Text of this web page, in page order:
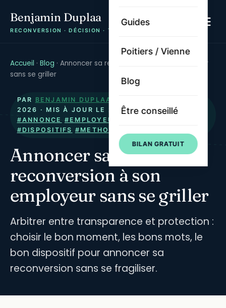
Benjamin Duplaa
RECONVERSION · DÉCISION · TRAJECTOIRE
Guides
Poitiers / Vienne
Blog
Être conseillé
BILAN GRATUIT
Accueil · Blog · Annoncer sa reconversion à son employeur
sans se griller
PAR BENJAMIN DUPLAA
2026 · MIS À JOUR LE 21 JUILLET 2026·
#ANNONCE #EMPLOYEUR
#DISPOSITIFS #METHODE
Annoncer sa
reconversion à son
employeur sans se griller
Arbitrer entre transparence et protection :
choisir le bon moment, les bons mots, le
bon dispositif pour annoncer sa
reconversion sans se fragiliser.